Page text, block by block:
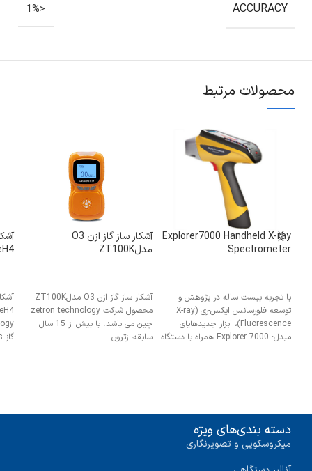
ACCURACY
<1%
محصولات مرتبط
Explorer7000 Handheld X-ray
Spectrometer
با تجربه بیست ساله در پژوهش و
توسعه فلورسانس ایکس-ری (X-ray
Fluorescence)، ابزار جدیدهایای
مبدل: Explorer 7000 همراه با دستگاه
آشکار ساز گاز ازن O3
مدلZT100K
آشکار ساز گاز ازن O3 مدلZT100K
محصول شرکت zetron technology
چین می باشد. با بیش از 15 سال
سابقه، زترون
گاز MS104K-s، یک آشکار ساز گاز
دسته بندی‌های ویژه
میکروسکوپی و تصویرنگاری